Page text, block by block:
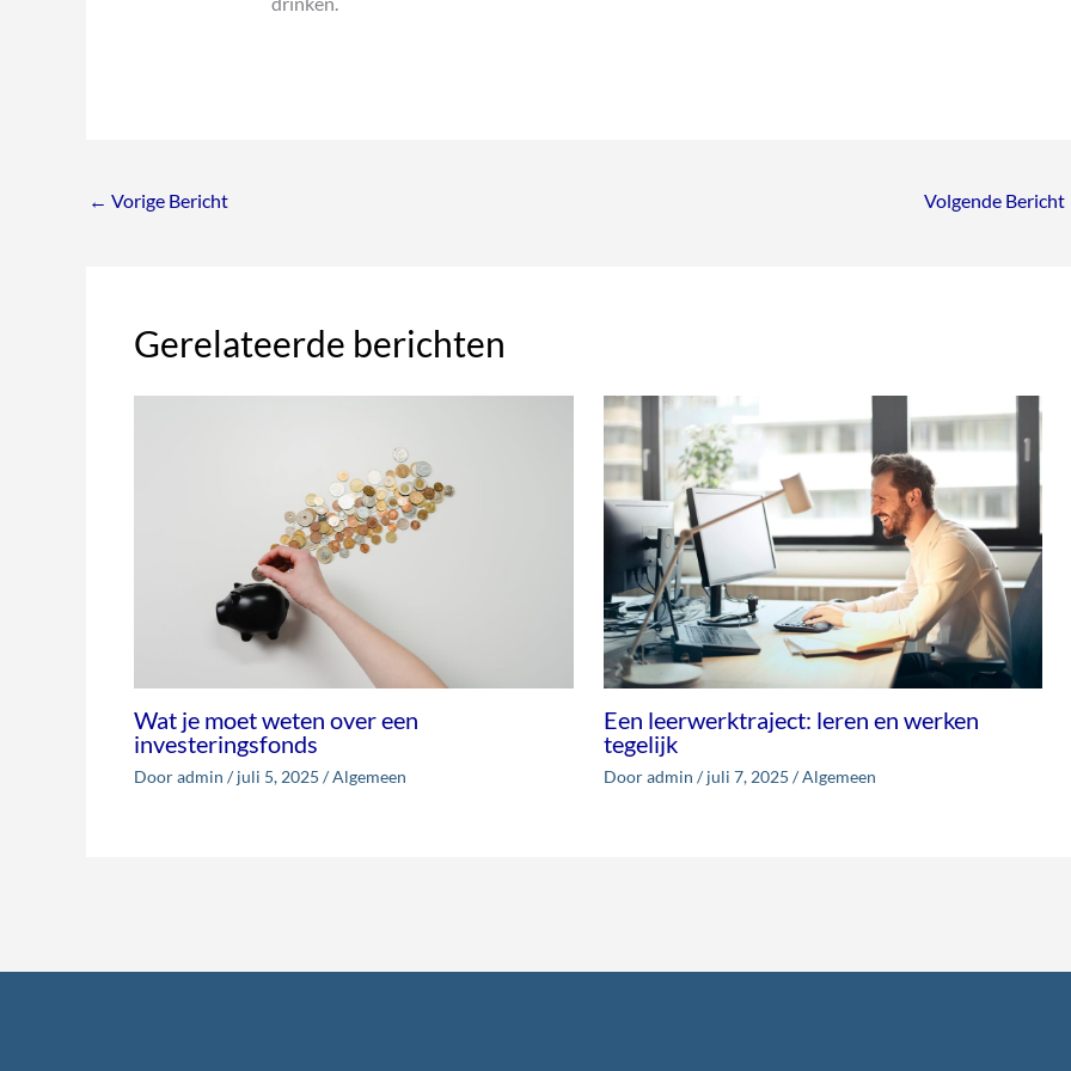
← Vorige Bericht Volgende Bericht
Gerelateerde berichten
Wat je moet weten over een
investeringsfonds
Dooradmin /juli 5, 2025 /Algemeen
Een leerwerktraject: leren en werken
tegelijk
Door admin /juli 7, 2025 /Algemeen